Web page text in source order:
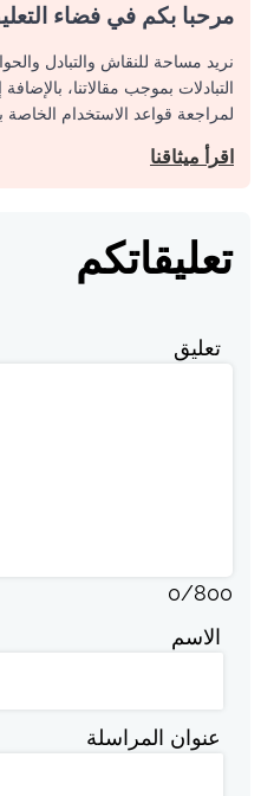
مرحبا بكم في فضاء
نريد مساحة للنقاش والتبادل
التبادلات بموجب مقالاتنا،
لمراجعة قواعد الاستخدام الخاصة
اقرأ ميثاقنا
تعليقاتكم
تعليق
0/800
الاسم
عنوان المراسلة